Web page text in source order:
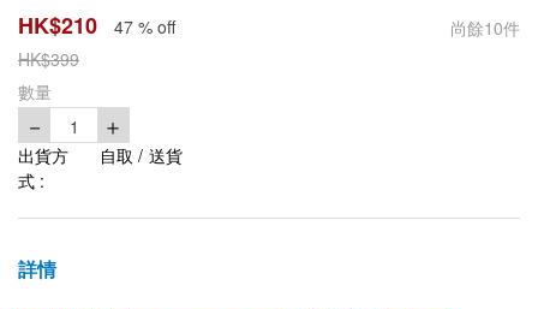
HK$210 47 % off 尚餘10件
HK$399
數量
－ 1 ＋
出貨方
式 :
自取 / 送貨
詳情